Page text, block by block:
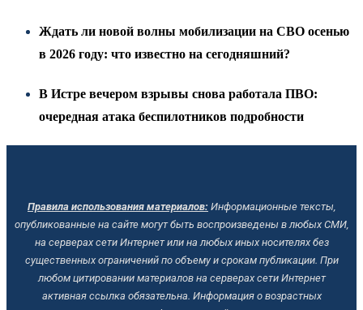
Ждать ли новой волны мобилизации на СВО осенью
в 2026 году: что известно на сегодняшний?
В Истре вечером взрывы снова работала ПВО:
очередная атака беспилотников подробности
Правила использования материалов: Информационные тексты,
опубликованные на сайте могут быть воспроизведены в любых СМИ,
на серверах сети Интернет или на любых иных носителях без
существенных ограничений по объему и срокам публикации. При
любом цитировании материалов на серверах сети Интернет
активная ссылка обязательна. Информация о возрастных